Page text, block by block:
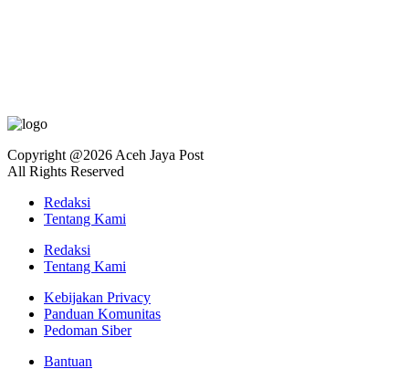
Copyright @2026 Aceh Jaya Post
All Rights Reserved
Redaksi
Tentang Kami
Redaksi
Tentang Kami
Kebijakan Privacy
Panduan Komunitas
Pedoman Siber
Bantuan